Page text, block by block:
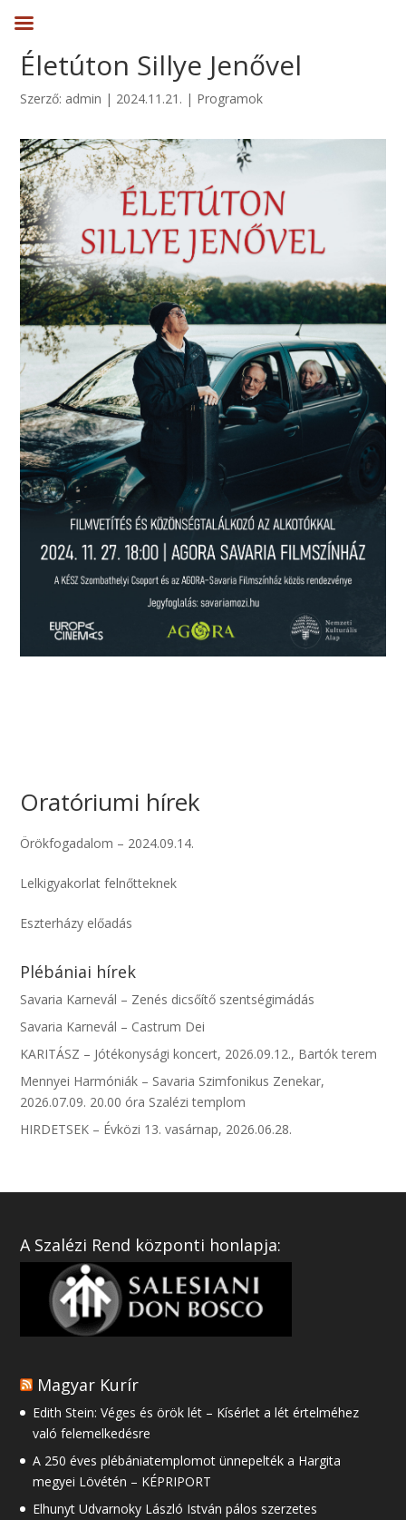
Életúton Sillye Jenővel
Szerző: admin | 2024.11.21. | Programok
Oratóriumi hírek
Örökfogadalom – 2024.09.14.
Lelkigyakorlat felnőtteknek
Eszterházy előadás
Plébániai hírek
Savaria Karnevál – Zenés dicsőítő szentségimádás
Savaria Karnevál – Castrum Dei
KARITÁSZ – Jótékonysági koncert, 2026.09.12., Bartók terem
Mennyei Harmóniák – Savaria Szimfonikus Zenekar,
2026.07.09. 20.00 óra Szalézi templom
HIRDETSEK – Évközi 13. vasárnap, 2026.06.28.
A Szalézi Rend központi honlapja:
Magyar Kurír
Edith Stein: Véges és örök lét – Kísérlet a lét értelméhez
való felemelkedésre
A 250 éves plébániatemplomot ünnepelték a Hargita
megyei Lövétén – KÉPRIPORT
Elhunyt Udvarnoky László István pálos szerzetes